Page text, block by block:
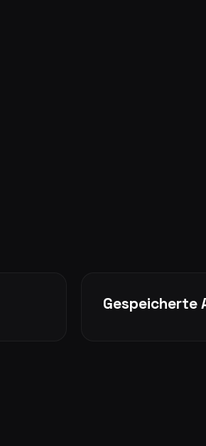
Gespeicherte